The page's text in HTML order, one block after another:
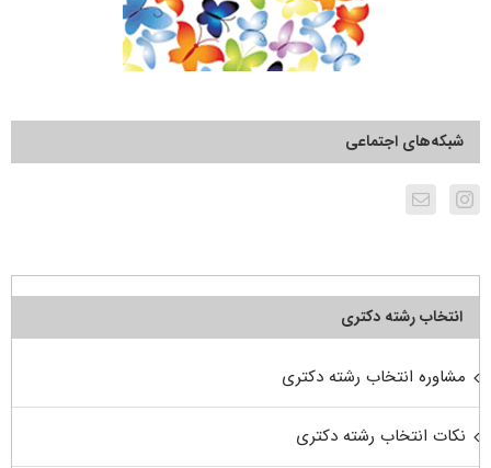
شبکه‌های اجتماعی
انتخاب رشته دکتری
مشاوره انتخاب رشته دکتری
نکات انتخاب رشته دکتری